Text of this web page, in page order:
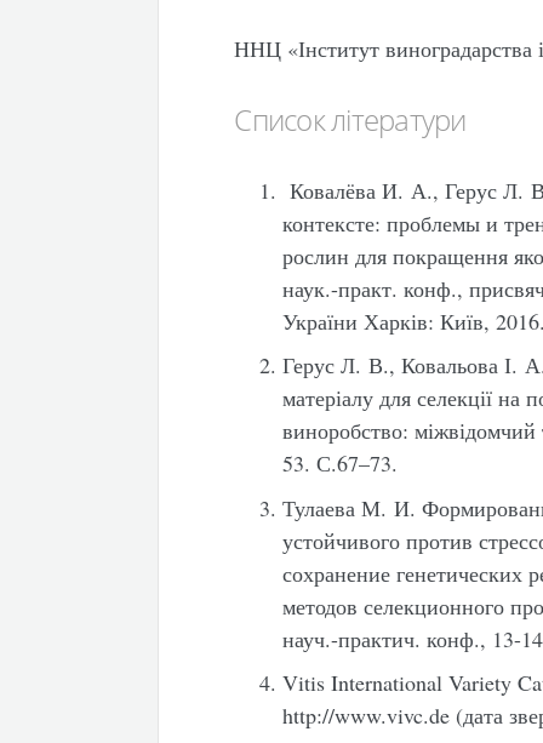
ННЦ «Інститут виноградарства
Список літератури
Ковалёва И. А., Герус Л.
контексте: проблемы и
рослин для покращення
наук.-практ. конф.,
України Харків: Київ,
Герус Л. В., Ковальова І.
матеріалу для селекції на
виноробство:
53. С.67–73.
Тулаева М. И.
устойчивого против
сохранение генетических
методов селекционного
науч.-практич. конф., 13-
Vitis International Variety
http://www.vivc.de (дата